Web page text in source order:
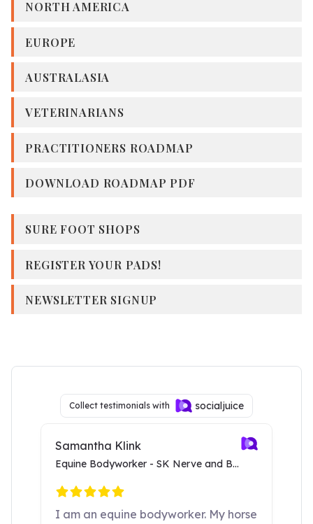
NORTH AMERICA
EUROPE
AUSTRALASIA
VETERINARIANS
PRACTITIONERS ROADMAP
DOWNLOAD ROADMAP PDF
SURE FOOT SHOPS
REGISTER YOUR PADS!
NEWSLETTER SIGNUP